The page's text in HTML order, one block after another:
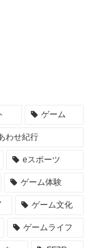
ゲーム
わせ紀行
eスポーツ
ゲーム体験
ゲーム文化
ゲームライフ